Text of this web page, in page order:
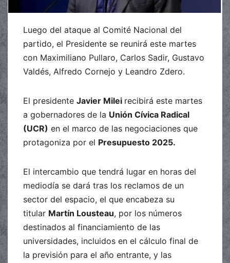
Luego del ataque al Comité Nacional del
partido, el Presidente se reunirá este martes
con Maximiliano Pullaro, Carlos Sadir, Gustavo
Valdés, Alfredo Cornejo y Leandro Zdero.
El presidente Javier Milei recibirá este martes
a gobernadores de la Unión Cívica Radical
(UCR) en el marco de las negociaciones que
protagoniza por el Presupuesto 2025.
El intercambio que tendrá lugar en horas del
mediodía se dará tras los reclamos de un
sector del espacio, el que encabeza su
titular Martín Lousteau, por los números
destinados al financiamiento de las
universidades, incluidos en el cálculo final de
la previsión para el año entrante, y las